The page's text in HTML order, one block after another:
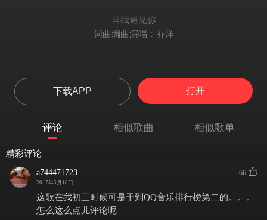
当我遇见你
词曲编曲演唱：乔洋
那一次遇见了你
总感觉特别熟悉
孕发出爱的生命
等待总让人着急
第一次我遇见你心跳的频率
慢慢加快的行为没规律
下载APP 打开
评论 相似歌曲 相似歌单
精彩评论
a744471723
2017年5月18日
66
这歌在我初三时候可是干到QQ音乐排行榜第二的。。。
怎么这么点儿评论呢